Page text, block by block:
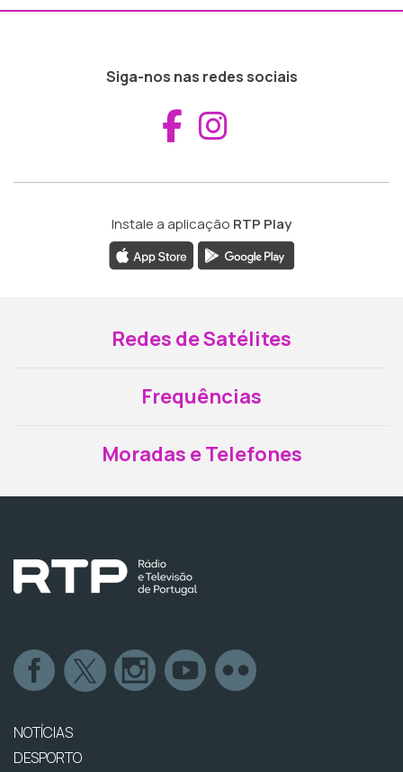
Siga-nos nas redes sociais
Aceder ao
Instale a aplicação RTP Play
Redes de Satélites
Frequências
Moradas e Telefones
NOTÍCIAS
DESPORTO